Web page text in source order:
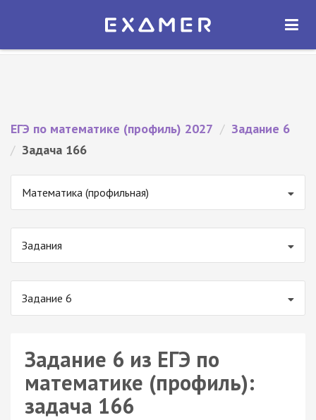
Экзамер — ЕГЭ 2027
ОТКРЫТЬ
ЕГЭ по математике (профиль) 2027 / Задание 6
/ Задача 166
Математика (профильная)
Задания
Задание 6
Задание 6 из ЕГЭ по
математике (профиль):
задача 166